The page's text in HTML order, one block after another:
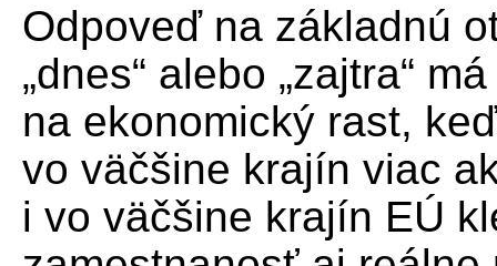
Odpoveď na základnú
„dnes“ alebo „zajtra“
na ekonomický rast,
vo väčšine krajín viac
i vo väčšine krajín EÚ